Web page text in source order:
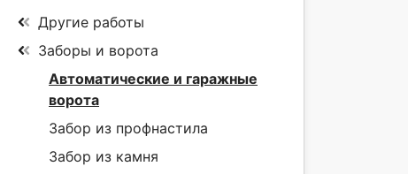
Другие работы
Заборы и ворота
Автоматические и гаражные
ворота
Забор из профнастила
Забор из камня